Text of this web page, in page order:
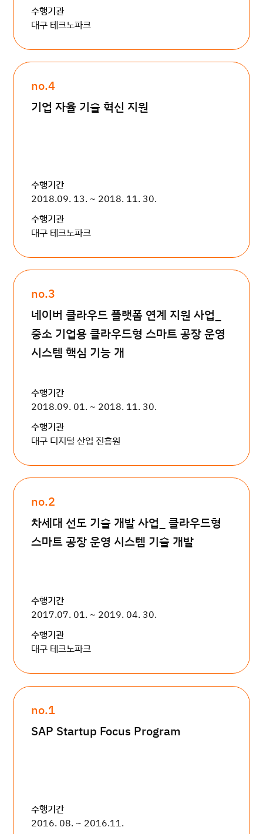
수행기관
대구 테크노파크
no.4
기업 자율 기술 혁신 지원
수행기간
2018.09. 13. ~ 2018. 11. 30.
수행기관
대구 테크노파크
no.3
네이버 클라우드 플랫폼 연계 지원 사업_
중소 기업용 클라우드형 스마트 공장 운영
시스템 핵심 기능 개
수행기간
2018.09. 01. ~ 2018. 11. 30.
수행기관
대구 디지털 산업 진흥원
no.2
차세대 선도 기술 개발 사업_ 클라우드형
스마트 공장 운영 시스템 기술 개발
수행기간
2017.07. 01. ~ 2019. 04. 30.
수행기관
대구 테크노파크
no.1
SAP Startup Focus Program
수행기간
2016. 08. ~ 2016.11.